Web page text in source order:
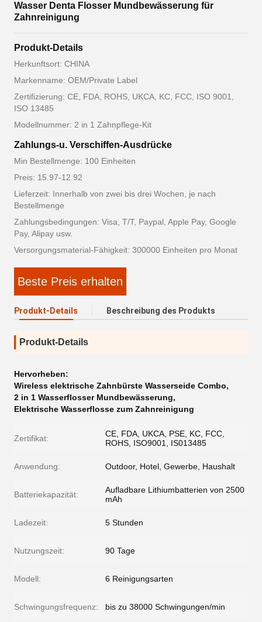
Wasser Denta Flosser Mundbewässerung für
Zahnreinigung
Produkt-Details
Herkunftsort: CHINA
Markenname: OEM/Private Label
Zertifizierung: CE, FDA, ROHS, UKCA, KC, FCC, ISO 9001,
ISO 13485
Modellnummer: 2 in 1 Zahnpflege-Kit
Zahlungs-u. Verschiffen-Ausdrücke
Min Bestellmenge: 100 Einheiten
Preis: 15.97-12.92
Lieferzeit: Innerhalb von zwei bis drei Wochen, je nach
Bestellmenge
Zahlungsbedingungen: Visa, T/T, Paypal, Apple Pay, Google
Pay, Alipay usw.
Versorgungsmaterial-Fähigkeit: 300000 Einheiten pro Monat
Beste Preis erhalten
Produkt-Details Beschreibung des Produkts
Produkt-Details
Hervorheben:
Wireless elektrische Zahnbürste Wasserseide Combo,
2 in 1 Wasserflosser Mundbewässerung,
Elektrische Wasserflosse zum Zahnreinigung
Zertifikat:
CE, FDA, UKCA, PSE, KC, FCC,
ROHS, ISO9001, IS013485
Anwendung: Outdoor, Hotel, Gewerbe, Haushalt
Batteriekapazität:
Aufladbare Lithiumbatterien von 2500
mAh
Ladezeit: 5 Stunden
Nutzungszeit: 90 Tage
Modell: 6 Reinigungsarten
Schwingungsfrequenz: bis zu 38000 Schwingungen/min